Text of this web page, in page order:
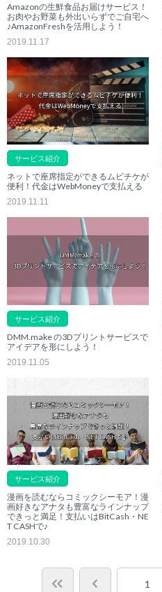
Amazonの生鮮食品お届けサービス！
お肉やお野菜も外出いらずでご自宅へ
♪AmazonFreshを活用しよう！
2019.11.17
サービス紹介
ネットで座席指定ができるムビチケが
便利！代金はWebMoneyで支払える
2019.11.11
サービス紹介
DMM.make の3Dプリントサービスで
アイデアを形にしよう！
2019.11.05
サービス紹介
漫画を読むならコミックシーモア！漫
画好きなアナタも豊富なラインナップ
できっと満足！支払いはBitCash・NE
T CASHで♪
2019.10.30